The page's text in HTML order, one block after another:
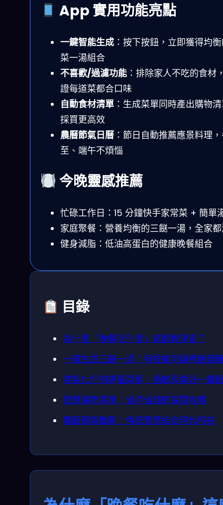
App 實用功能亮點
一鍵智能生成 ：按下按鈕，立即獲得均
菜一湯組合
不喜歡/過濾功能 ：排除家人不吃的食材
證每道菜都合口味
自動食材清單 ：生成菜單同時產出購物
採買更高效
農曆節氣日曆 ：節日自動推薦應景料理
至、端午不煩惱
今晚靈感推薦
忙碌工作日：15 分鐘快手家常菜 + 簡單
家庭聚餐：營養均衡的三餸一湯，全家
健身減脂：低油高蛋白的健康晚餐組合
目錄
為什麼「晚餐吃什麼」這麼難決定？
一鍵生成三餸一湯：科技如何讓煮飯變
客製化你的專屬菜單：過敏與偏好一鍵
智慧購物清單：省時省錢的採買攻略
農曆節氣推薦：傳統智慧結合現代科技